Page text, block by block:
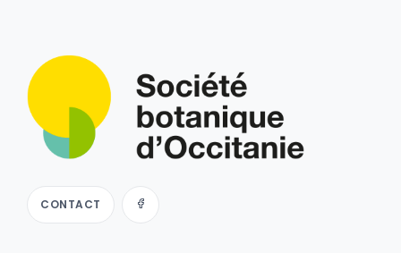
CONTACT